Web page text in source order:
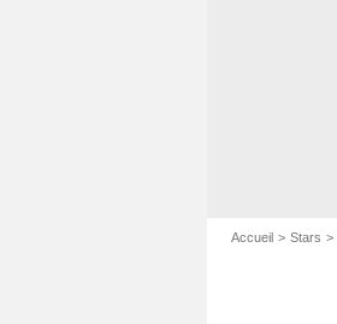
Accueil Stars